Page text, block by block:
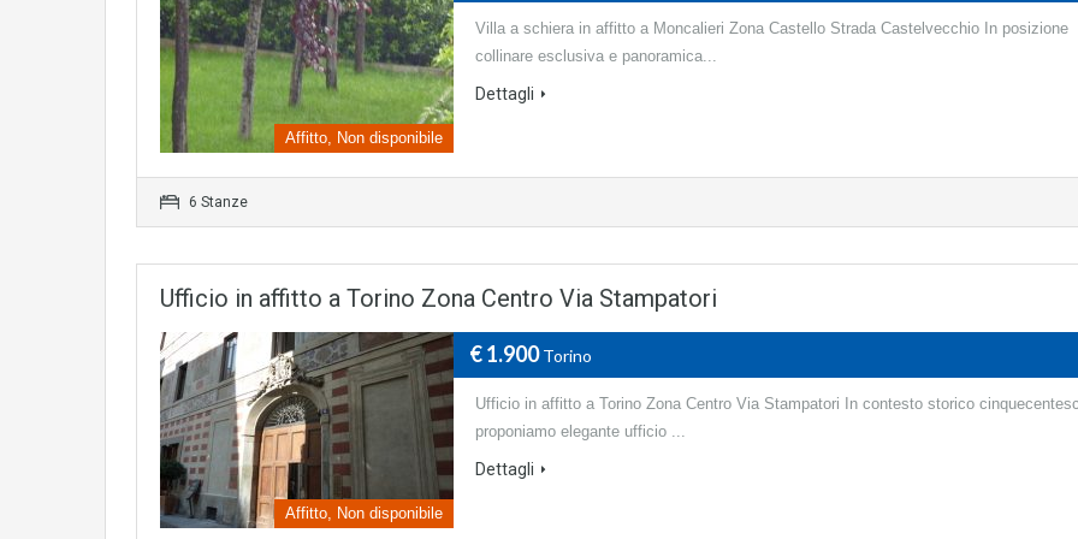
Affitto, Non disponibile
Villa a schiera in affitto a Moncalieri Zona Castello Strada Castelvecchio In posizione
collinare esclusiva e panoramica...
Dettagli
6 Stanze
Ufficio in affitto a Torino Zona Centro Via Stampatori
Affitto, Non disponibile
€ 1.900Torino
Ufficio in affitto a Torino Zona Centro Via Stampatori In contesto storico
proponiamo elegante ufficio ...
Dettagli